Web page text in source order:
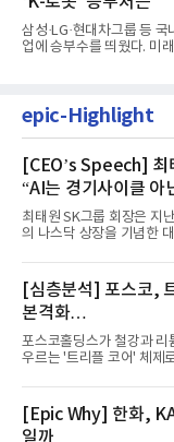
삼성·LG·현대차그룹 등
업에 승부수를 띄웠다. 미
epic-Highlight
[CEO’s Speech] 최
“AI는 경기사이클 아
자체”
최태원 SK그룹 회장은 지
의 나스닥 상장을 기념한
[심층분석] 포스코,
본격화
16조7천억원 투자
포스코홀딩스가 철강과 리
우르는 '트리플 코어' 체제
[Epic Why] 한화,
일까